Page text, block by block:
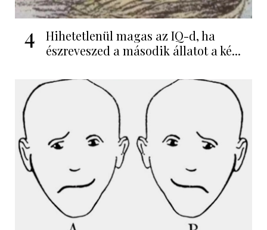
4
Hihetetlenül magas az IQ-d, ha
észreveszed a második állatot a ké...